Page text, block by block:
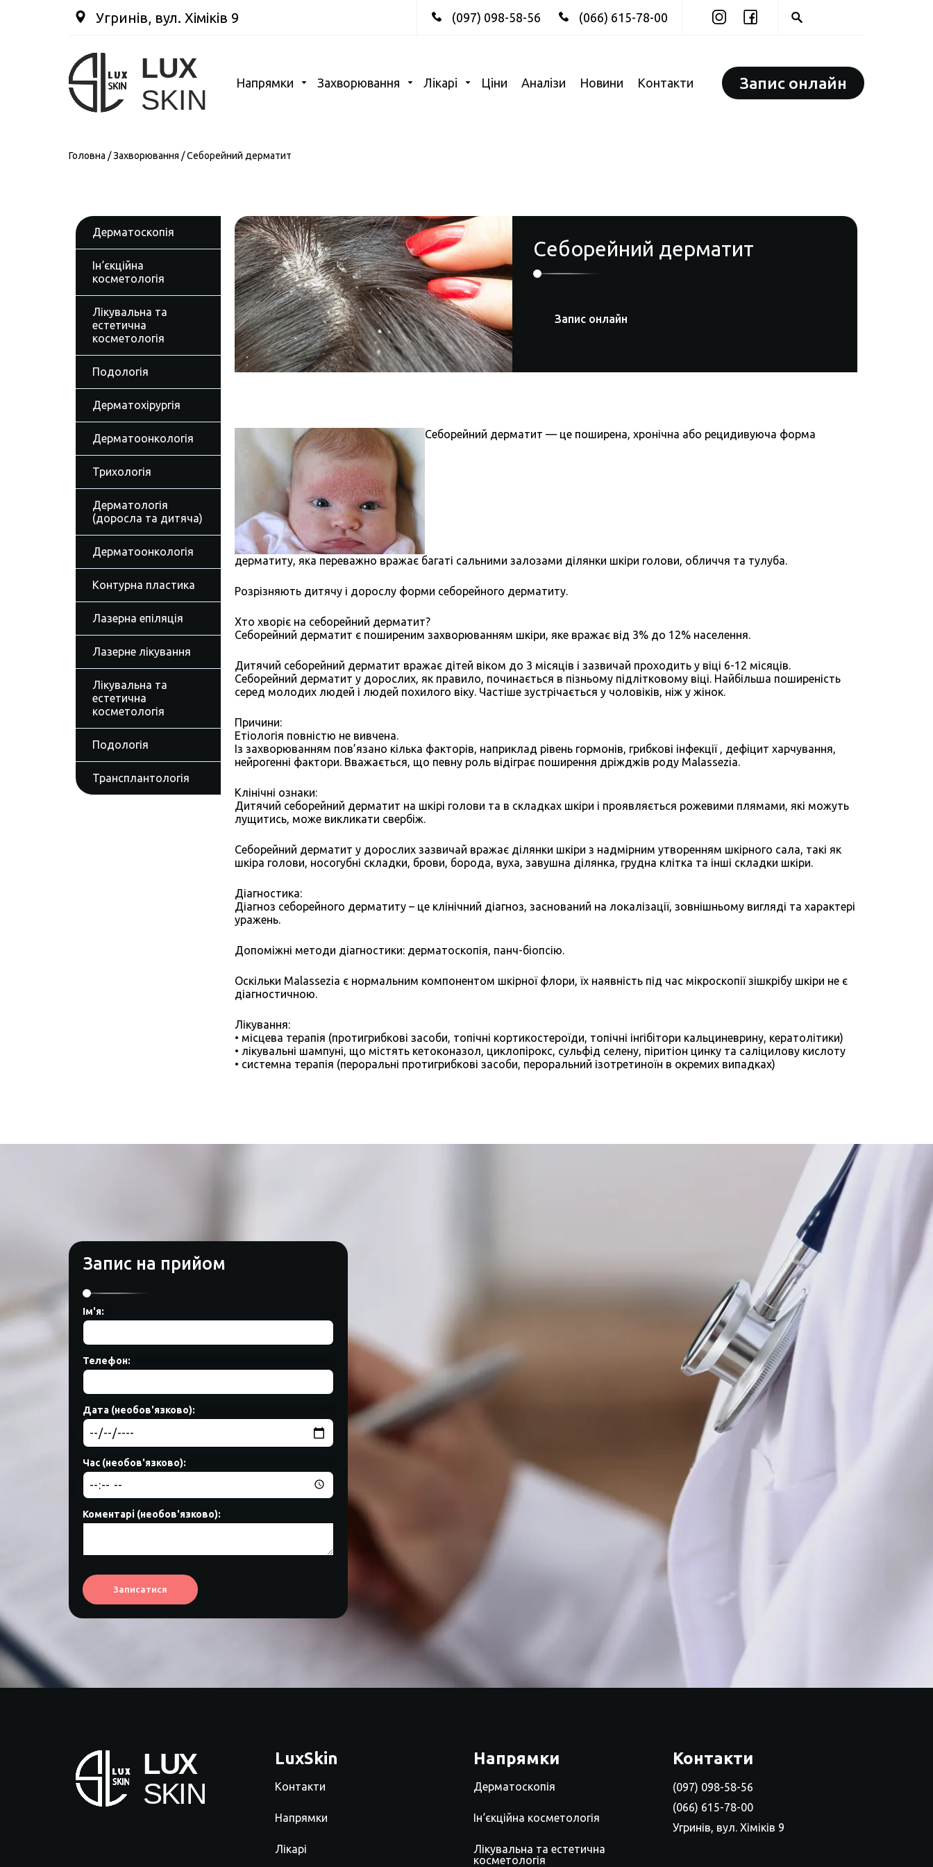
Угринів, вул. Хіміків 9 (097) 098-58-56 (066) 615-78-00
Напрямки Захворювання Лікарі Ціни Аналізи Новини Контакти Запис онлайн
Головна /Захворювання /Себорейний дерматит
Дерматоскопія
Ін‘єкційна
косметологія
Лікувальна та
естетична
косметологія
Подологія
Дерматохірургія
Дерматоонкологія
Трихологія
Дерматологія
(доросла та дитяча)
Дерматоонкологія
Контурна пластика
Лазерна епіляція
Лазерне лікування
Лікувальна та
естетична
косметологія
Подологія
Трансплантологія
Себорейний дерматит
Запис онлайн
Себорейний дерматит — це поширена, хронічна або рецидивуюча форма
дерматиту, яка переважно вражає багаті сальними залозами ділянки шкіри голови, обличчя та тулуба.
Розрізняють дитячу і дорослу форми себорейного дерматиту.
Хто хворіє на себорейний дерматит?
Себорейний дерматит є поширеним захворюванням шкіри, яке вражає від 3% до 12% населення.
Дитячий себорейний дерматит вражає дітей віком до 3 місяців і зазвичай проходить у віці 6-12 місяців.
Себорейний дерматит у дорослих, як правило, починається в пізньому підлітковому віці. Найбільша поширеність
серед молодих людей і людей похилого віку. Частіше зустрічається у чоловіків, ніж у жінок.
Причини:
Етіологія повністю не вивчена.
Із захворюванням пов’язано кілька факторів, наприклад рівень гормонів, грибкові інфекції , дефіцит харчування,
нейрогенні фактори. Вважається, що певну роль відіграє поширення дріжджів роду Malassezia.
Клінічні ознаки:
Дитячий себорейний дерматит на шкірі голови та в складках шкіри і проявляється рожевими плямами, які можуть
лущитись, може викликати свербіж.
Себорейний дерматит у дорослих зазвичай вражає ділянки шкіри з надмірним утворенням шкірного сала, такі як
шкіра голови, носогубні складки, брови, борода, вуха, завушна ділянка, грудна клітка та інші складки шкіри.
Діагностика:
Діагноз себорейного дерматиту – це клінічний діагноз, заснований на локалізації, зовнішньому вигляді та характері
уражень.
Допоміжні методи діагностики: дерматоскопія, панч-біопсію.
Оскільки Malassezia є нормальним компонентом шкірної флори, їх наявність під час мікроскопії зішкрібу шкіри не є
діагностичною.
Лікування:
• місцева терапія (протигрибкові засоби, топічні кортикостероїди, топічні інгібітори кальциневрину, кератолітики)
• лікувальні шампуні, що містять кетоконазол, циклопірокс, сульфід селену, піритіон цинку та саліцилову кислоту
• системна терапія (пероральні протигрибкові засоби, пероральний ізотретиноїн в окремих випадках)
Запис на прийом
Ім'я:
Телефон:
Дата (необов'язково):
Час (необов'язково):
Коментарі (необов'язково):
Записатися
LuxSkin
Контакти
Напрямки
Лікарі
Напрямки
Дерматоскопія
Ін‘єкційна косметологія
Лікувальна та естетична
косметологія
Контакти
(097) 098-58-56
(066) 615-78-00
Угринів, вул. Хіміків 9